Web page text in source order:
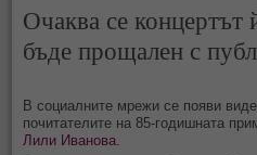
Очаква се концертът
бъде прощален с
В социалните мрежи се появи
почитателите на 85-годишната
Лили Иванова